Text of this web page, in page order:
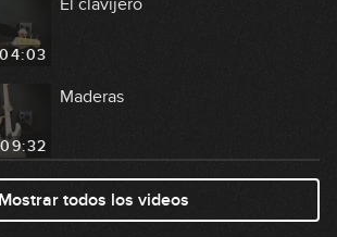
04:03
El clavijero
09:32
Maderas
Las pastillas
Mostrar todos los videos